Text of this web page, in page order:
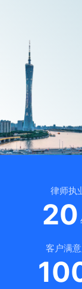
律师执
20
客户满